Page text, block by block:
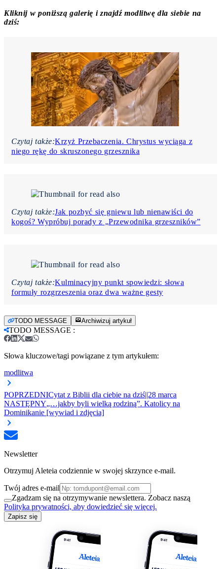
Kliknij w poniższą galerię i znajdź modlitwę dla siebie na
dziś:
Czytaj także:Krzyż Przebaczenia. Chrystus wyciąga z
niego rękę do skruszonego grzesznika
Czytaj także:Jak pozbyć się gniewu lub nienawiści do
kogoś? Wypróbuj porady z „Przewodnika grzeszników”
Czytaj także:Kulminacyjny punkt spowiedzi: słowa
formuły rozgrzeszenia oraz dwa ważne gesty
TODO MESSAGE Archiwizuj artykuł
TODO MESSAGE :
Słowa kluczowe/tagi powiązane z tym artykułem:
modlitwa
POPRZEDNICytat z Biblii dla ciebie na dziś||28 marca
NASTĘPNY„…jakby byli wielką rodziną”. Katolicy na
Dominikanie [wywiad i zdjęcia]
Newsletter
Otrzymuj Aleteia codziennie w swojej skrzynce e-mail.
Twój adres e-mail
Zgadzam się na otrzymywanie newslettera. Zobacz naszą
Polityka prywatności, aby dowiedzieć się więcej.
Zapisz się